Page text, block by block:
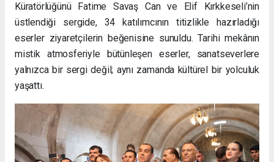
Küratörlüğünü Fatime Savaş Can ve Elif Kırkkeseli’nin
üstlendiği sergide, 34 katılımcının titizlikle hazırladığı
eserler ziyaretçilerin beğenisine sunuldu. Tarihi mekânın
mistik atmosferiyle bütünleşen eserler, sanatseverlere
yalnızca bir sergi değil; aynı zamanda kültürel bir yolculuk
yaşattı.